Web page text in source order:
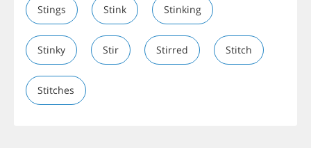
Stings Stink Stinking
Stinky Stir Stirred Stitch
Stitches